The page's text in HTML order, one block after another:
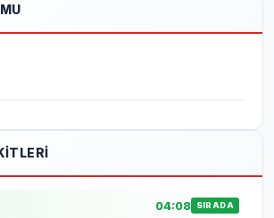
04:08 SIRADA